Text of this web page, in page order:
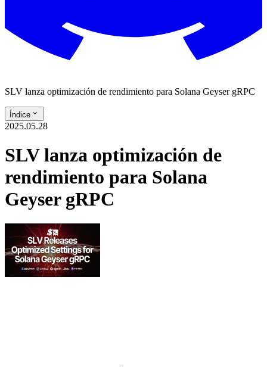
SLV lanza optimización de rendimiento para Solana Geyser gRPC
Índice
2025.05.28
SLV lanza optimización de
rendimiento para Solana
Geyser gRPC